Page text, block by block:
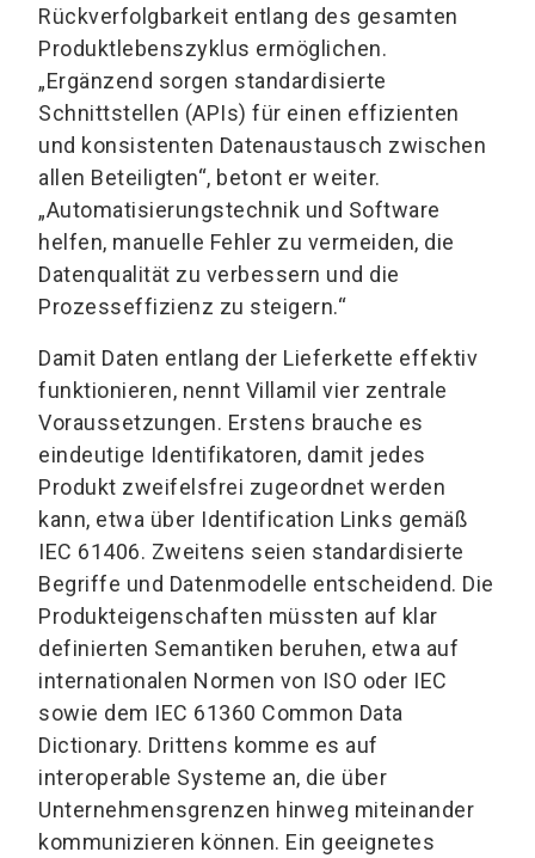
Rückverfolgbarkeit entlang des gesamten
Produktlebenszyklus ermöglichen.
„Ergänzend sorgen standardisierte
Schnittstellen (APIs) für einen effizienten
und konsistenten Datenaustausch zwischen
allen Beteiligten“, betont er weiter.
„Automatisierungstechnik und Software
helfen, manuelle Fehler zu vermeiden, die
Datenqualität zu verbessern und die
Prozesseffizienz zu steigern.“
Damit Daten entlang der Lieferkette effektiv
funktionieren, nennt Villamil vier zentrale
Voraussetzungen. Erstens brauche es
eindeutige Identifikatoren, damit jedes
Produkt zweifelsfrei zugeordnet werden
kann, etwa über Identification Links gemäß
IEC 61406. Zweitens seien standardisierte
Begriffe und Datenmodelle entscheidend. Die
Produkteigenschaften müssten auf klar
definierten Semantiken beruhen, etwa auf
internationalen Normen von ISO oder IEC
sowie dem IEC 61360 Common Data
Dictionary. Drittens komme es auf
interoperable Systeme an, die über
Unternehmensgrenzen hinweg miteinander
kommunizieren können. Ein geeignetes